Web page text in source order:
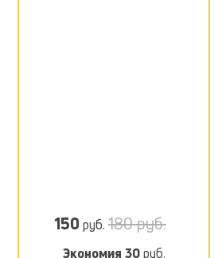
150 руб. 180 руб.
Экономия 30руб.